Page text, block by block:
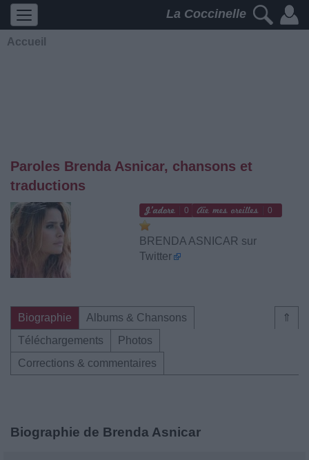
La Coccinelle
Accueil
Paroles Brenda Asnicar, chansons et
traductions
0 0
BRENDA ASNICAR sur
Twitter
⇑
Biographie
Albums & Chansons
Téléchargements
Photos
Corrections & commentaires
Biographie de Brenda Asnicar